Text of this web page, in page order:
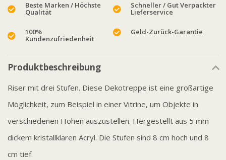
Beste Marken / Höchste
Qualität
Schneller / Gut Verpackter
Lieferservice
100%
Kundenzufriedenheit
Geld-Zurück-Garantie
Produktbeschreibung
Riser mit drei Stufen. Diese Dekotreppe ist eine großartige
Möglichkeit, zum Beispiel in einer Vitrine, um Objekte in
verschiedenen Höhen auszustellen. Hergestellt aus 5 mm
dickem kristallklaren Acryl. Die Stufen sind 8 cm hoch und 8
cm tief.